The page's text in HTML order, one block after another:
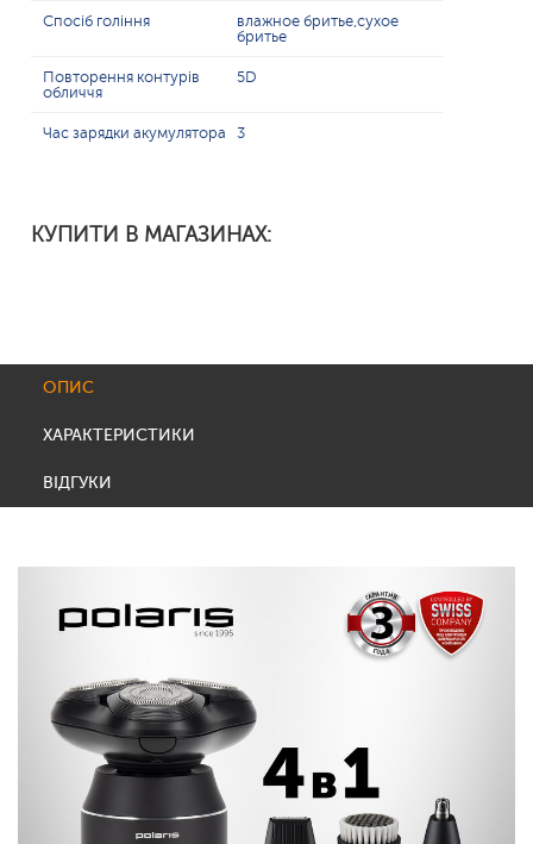
Спосіб гоління
влажное бритье,сухое
бритье
Повторення контурів
обличчя
5D
Час зарядки акумулятора 3
КУПИТИ В МАГАЗИНАХ:
ОПИС
ХАРАКТЕРИСТИКИ
ВІДГУКИ